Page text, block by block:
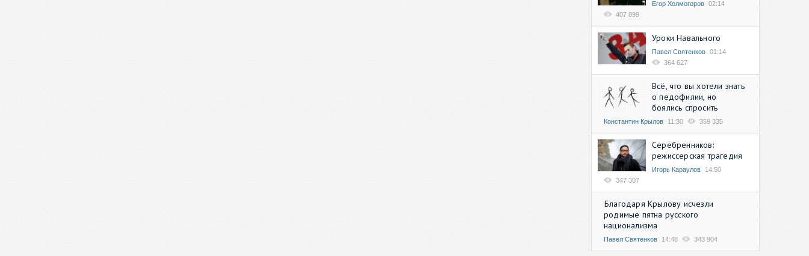
Егор Холмогоров 02:14
407 899
Уроки Навального
Павел Святенков 01:14
364 627
Всё, что вы хотели знать
о педофилии, но
боялись спросить
Константин Крылов 11:30 359 335
Серебренников:
режиссерская трагедия
Игорь Караулов
14:50
347 307
Благодаря Крылову исчезли
родимые пятна русского
национализма
Павел Святенков 14:48 343 904